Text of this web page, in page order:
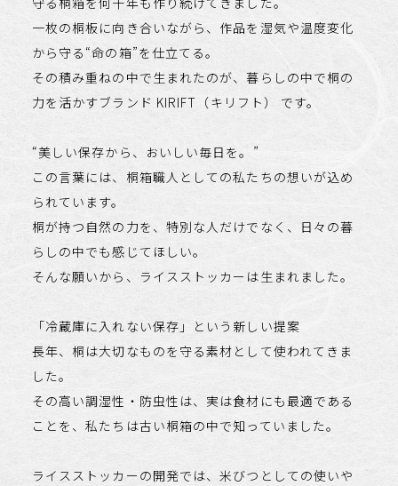
一枚の桐板に向き合いながら、作品を湿気や温度変化
から守る“命の箱”を仕立てる。
その積み重ねの中で生まれたのが、暮らしの中で桐の
力を活かすブランド KIRIFT（キリフト） です。
“美しい保存から、おいしい毎日を。”
この言葉には、桐箱職人としての私たちの想いが込め
られています。
桐が持つ自然の力を、特別な人だけでなく、日々の暮
らしの中でも感じてほしい。
そんな願いから、ライスストッカーは生まれました。
「冷蔵庫に入れない保存」という新しい提案
長年、桐は大切なものを守る素材として使われてきま
した。
その高い調湿性・防虫性は、実は食材にも最適である
ことを、私たちは古い桐箱の中で知っていました。
ライスストッカーの開発では、米びつとしての使いや